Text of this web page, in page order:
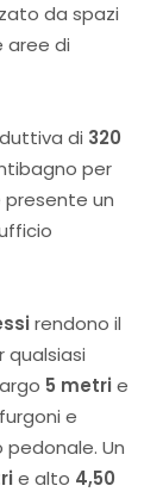
da spazi
aree di
di 320
per
presente un
rendono il
5 metrie
e
Un
e alto 4,50